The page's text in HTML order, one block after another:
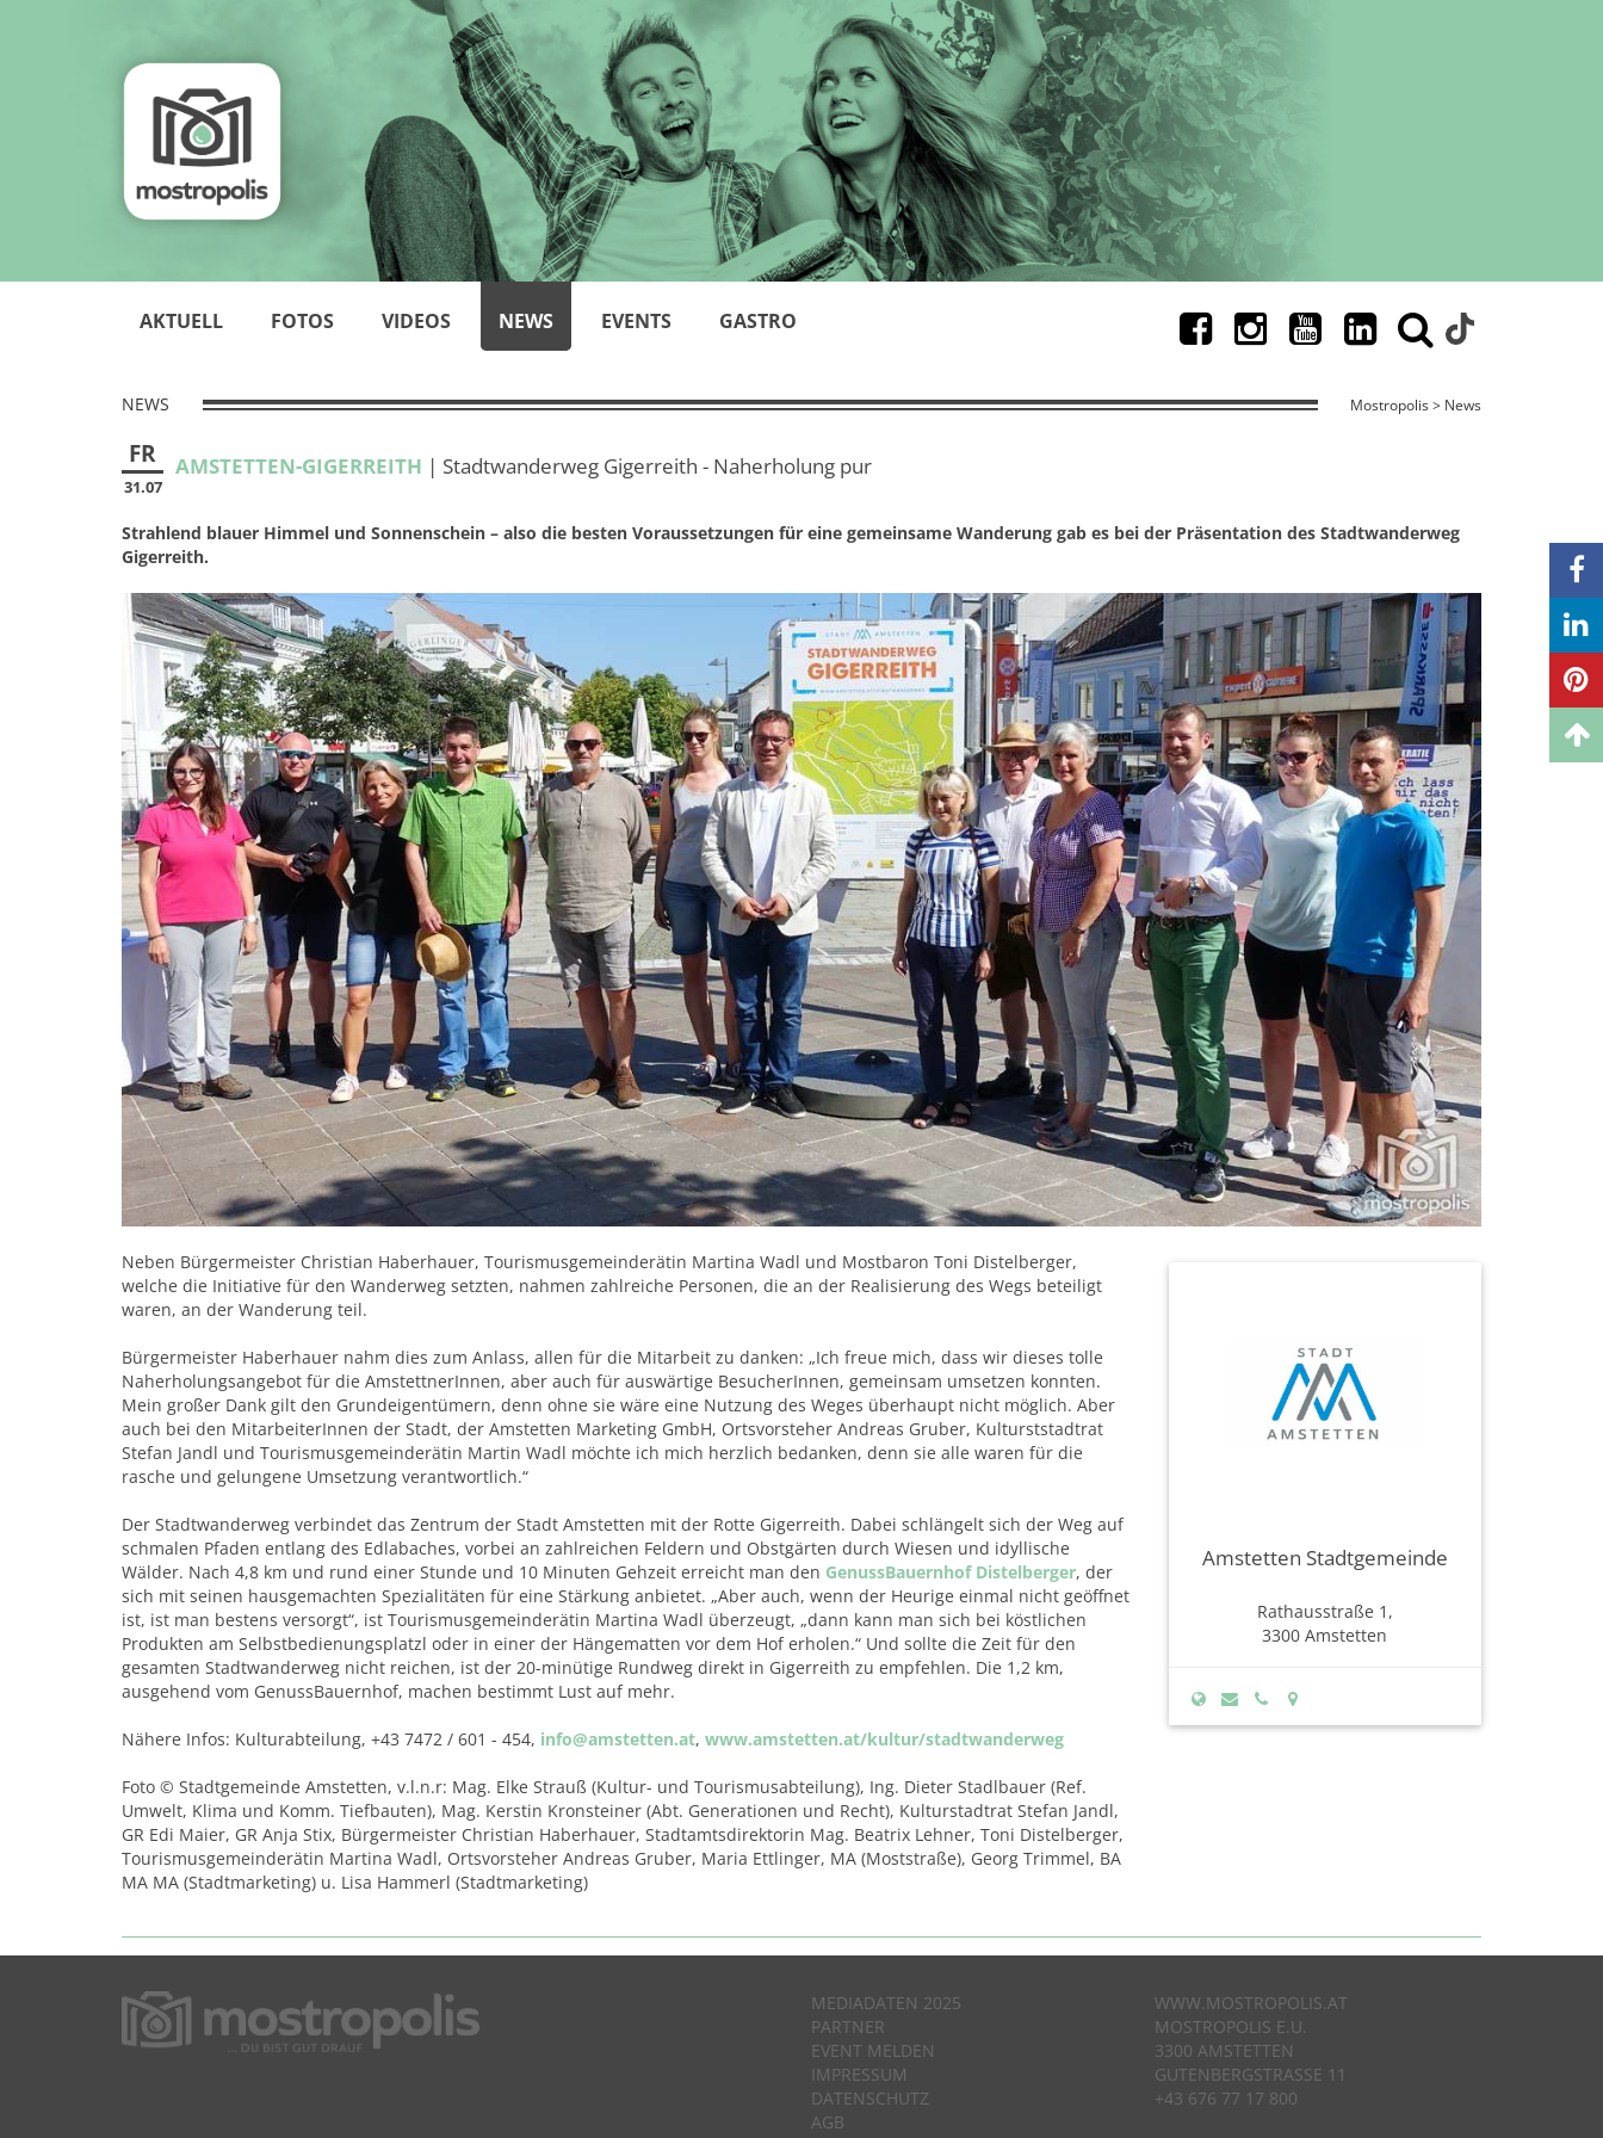
AKTUELL FOTOS VIDEOS NEWS EVENTS GASTRO
NEWS Mostropolis > News
FR
31.07
AMSTETTEN-GIGERREITH | Stadtwanderweg Gigerreith - Naherholung pur
Strahlend blauer Himmel und Sonnenschein – also die besten Voraussetzungen für eine gemeinsame Wanderung gab es bei der Präsentation des Stadtwanderweg
Gigerreith.
Neben Bürgermeister Christian Haberhauer, Tourismusgemeinderätin Martina Wadl und Mostbaron Toni Distelberger,
welche die Initiative für den Wanderweg setzten, nahmen zahlreiche Personen, die an der Realisierung des Wegs beteiligt
waren, an der Wanderung teil.
Bürgermeister Haberhauer nahm dies zum Anlass, allen für die Mitarbeit zu danken: „Ich freue mich, dass wir dieses tolle
Naherholungsangebot für die AmstettnerInnen, aber auch für auswärtige BesucherInnen, gemeinsam umsetzen konnten.
Mein großer Dank gilt den Grundeigentümern, denn ohne sie wäre eine Nutzung des Weges überhaupt nicht möglich. Aber
auch bei den MitarbeiterInnen der Stadt, der Amstetten Marketing GmbH, Ortsvorsteher Andreas Gruber, Kulturststadtrat
Stefan Jandl und Tourismusgemeinderätin Martin Wadl möchte ich mich herzlich bedanken, denn sie alle waren für die
rasche und gelungene Umsetzung verantwortlich.“
Der Stadtwanderweg verbindet das Zentrum der Stadt Amstetten mit der Rotte Gigerreith. Dabei schlängelt sich der Weg auf
schmalen Pfaden entlang des Edlabaches, vorbei an zahlreichen Feldern und Obstgärten durch Wiesen und idyllische
Wälder. Nach 4,8 km und rund einer Stunde und 10 Minuten Gehzeit erreicht man den GenussBauernhof Distelberger, der
sich mit seinen hausgemachten Spezialitäten für eine Stärkung anbietet. „Aber auch, wenn der Heurige einmal nicht geöffnet
ist, ist man bestens versorgt“, ist Tourismusgemeinderätin Martina Wadl überzeugt, „dann kann man sich bei köstlichen
Produkten am Selbstbedienungsplatzl oder in einer der Hängematten vor dem Hof erholen.“ Und sollte die Zeit für den
gesamten Stadtwanderweg nicht reichen, ist der 20-minütige Rundweg direkt in Gigerreith zu empfehlen. Die 1,2 km,
ausgehend vom GenussBauernhof, machen bestimmt Lust auf mehr.
Nähere Infos: Kulturabteilung, +43 7472 / 601 - 454, info@amstetten.at, www.amstetten.at/kultur/stadtwanderweg
Foto © Stadtgemeinde Amstetten, v.l.n.r: Mag. Elke Strauß (Kultur- und Tourismusabteilung), Ing. Dieter Stadlbauer (Ref.
Umwelt, Klima und Komm. Tiefbauten), Mag. Kerstin Kronsteiner (Abt. Generationen und Recht), Kulturstadtrat Stefan Jandl,
GR Edi Maier, GR Anja Stix, Bürgermeister Christian Haberhauer, Stadtamtsdirektorin Mag. Beatrix Lehner, Toni Distelberger,
Tourismusgemeinderätin Martina Wadl, Ortsvorsteher Andreas Gruber, Maria Ettlinger, MA (Moststraße), Georg Trimmel, BA
MA MA (Stadtmarketing) u. Lisa Hammerl (Stadtmarketing)
Amstetten Stadtgemeinde
Rathausstraße 1,
3300 Amstetten
MEDIADATEN 2025
PARTNER
EVENT MELDEN
IMPRESSUM
DATENSCHUTZ
AGB
WWW.MOSTROPOLIS.AT
MOSTROPOLIS E.U.
3300 AMSTETTEN
GUTENBERGSTRASSE 11
+43 676 77 17 800